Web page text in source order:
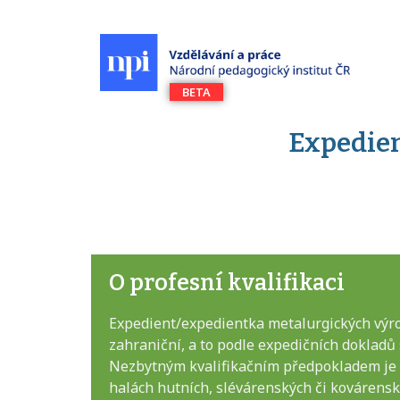
O profesní kvalifikaci
Expedient/expedientka metalurgických
zahraniční, a to podle expedičních
Nezbytným kvalifikačním předpokladem
halách hutních, slévárenských či